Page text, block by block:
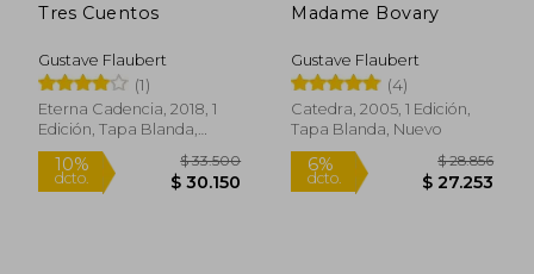
Tres Cuentos
Gustave Flaubert
(1)
Eterna Cadencia, 2018, 1
Edición, Tapa Blanda,
Nuevo
Madame Bovary
Gustave Flaubert
(4)
Catedra, 2005, 1 Edición,
Tapa Blanda, Nuevo